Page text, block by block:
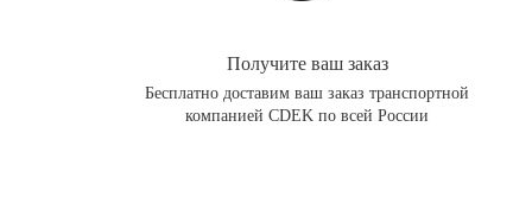
Получите ваш заказ
Бесплатно доставим ваш заказ транспортной
компанией CDEK по всей России